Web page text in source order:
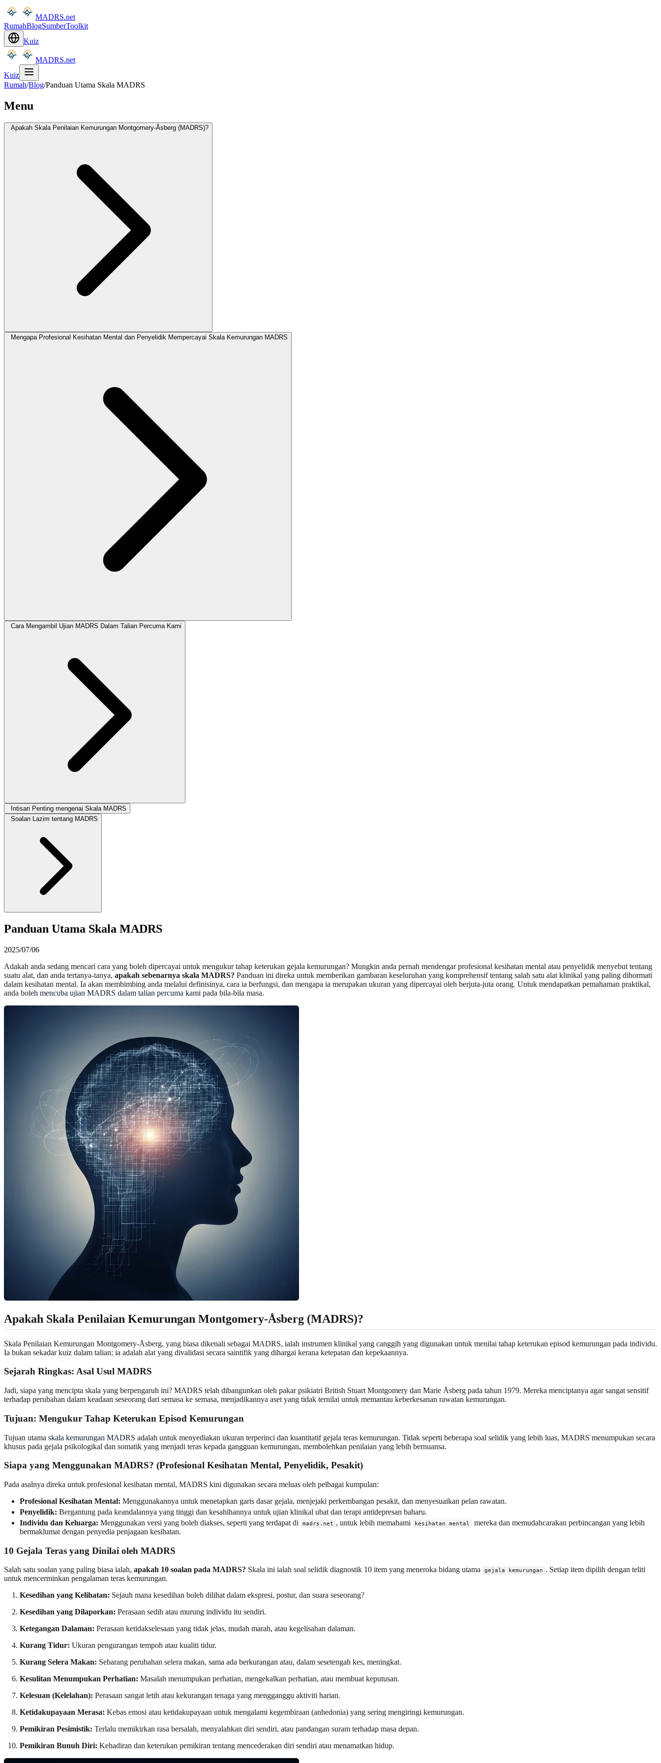
MADRS.net
RumahBlogSumberToolkit
Kuiz
MADRS.net
Kuiz
Rumah/Blog/Panduan Utama Skala MADRS
Menu
Apakah Skala Penilaian Kemurungan Montgomery-Åsberg (MADRS)?
Mengapa Profesional Kesihatan Mental dan Penyelidik Mempercayai Skala Kemurungan MADRS
Cara Mengambil Ujian MADRS Dalam Talian Percuma Kami
Intisari Penting mengenai Skala MADRS
Soalan Lazim tentang MADRS
Panduan Utama Skala MADRS
2025/07/06
Adakah anda sedang mencari cara yang boleh dipercayai untuk mengukur tahap keterukan gejala kemurungan? Mungkin anda pernah mendengar profesional kesihatan mental atau penyelidik menyebut tentang
suatu alat, dan anda tertanya-tanya, apakah sebenarnya skala MADRS? Panduan ini direka untuk memberikan gambaran keseluruhan yang komprehensif tentang salah satu alat klinikal yang paling dihormati
dalam kesihatan mental. Ia akan membimbing anda melalui definisinya, cara ia berfungsi, dan mengapa ia merupakan ukuran yang dipercayai oleh berjuta-juta orang. Untuk mendapatkan pemahaman praktikal,
anda boleh mencuba ujian MADRS dalam talian percuma kami pada bila-bila masa.
Apakah Skala Penilaian Kemurungan Montgomery-Åsberg (MADRS)?
Skala Penilaian Kemurungan Montgomery-Åsberg, yang biasa dikenali sebagai MADRS, ialah instrumen klinikal yang canggih yang digunakan untuk menilai tahap keterukan episod kemurungan pada individu.
Ia bukan sekadar kuiz dalam talian; ia adalah alat yang divalidasi secara saintifik yang dihargai kerana ketepatan dan kepekaannya.
Sejarah Ringkas: Asal Usul MADRS
Jadi, siapa yang mencipta skala yang berpengaruh ini? MADRS telah dibangunkan oleh pakar psikiatri British Stuart Montgomery dan Marie Åsberg pada tahun 1979. Mereka menciptanya agar sangat sensitif
terhadap perubahan dalam keadaan seseorang dari semasa ke semasa, menjadikannya aset yang tidak ternilai untuk memantau keberkesanan rawatan kemurungan.
Tujuan: Mengukur Tahap Keterukan Episod Kemurungan
Tujuan utama skala kemurungan MADRS adalah untuk menyediakan ukuran terperinci dan kuantitatif gejala teras kemurungan. Tidak seperti beberapa soal selidik yang lebih luas, MADRS menumpukan secara
khusus pada gejala psikologikal dan somatik yang menjadi teras kepada gangguan kemurungan, membolehkan penilaian yang lebih bernuansa.
Siapa yang Menggunakan MADRS? (Profesional Kesihatan Mental, Penyelidik, Pesakit)
Pada asalnya direka untuk profesional kesihatan mental, MADRS kini digunakan secara meluas oleh pelbagai kumpulan:
Profesional Kesihatan Mental: Menggunakannya untuk menetapkan garis dasar gejala, menjejaki perkembangan pesakit, dan menyesuaikan pelan rawatan.
Penyelidik: Bergantung pada keandalannya yang tinggi dan kesahihannya untuk ujian klinikal ubat dan terapi antidepresan baharu.
Individu dan Keluarga: Menggunakan versi yang boleh diakses, seperti yang terdapat di madrs.net , untuk lebih memahami kesihatan mental
mereka dan memudahcarakan perbincangan yang lebih
bermaklumat dengan penyedia penjagaan kesihatan.
10 Gejala Teras yang Dinilai oleh MADRS
Salah satu soalan yang paling biasa ialah, apakah 10 soalan pada MADRS? Skala ini ialah soal selidik diagnostik 10 item yang meneroka bidang utama gejala kemurungan . Setiap item dipilih dengan teliti
untuk mencerminkan pengalaman teras kemurungan.
Kesedihan yang Kelihatan: Sejauh mana kesedihan boleh dilihat dalam ekspresi, postur, dan suara seseorang?
Kesedihan yang Dilaporkan: Perasaan sedih atau murung individu itu sendiri.
Ketegangan Dalaman: Perasaan ketidakselesaan yang tidak jelas, mudah marah, atau kegelisahan dalaman.
Kurang Tidur: Ukuran pengurangan tempoh atau kualiti tidur.
Kurang Selera Makan: Sebarang perubahan selera makan, sama ada berkurangan atau, dalam sesetengah kes, meningkat.
Kesulitan Menumpukan Perhatian: Masalah menumpukan perhatian, mengekalkan perhatian, atau membuat keputusan.
Kelesuan (Kelelahan): Perasaan sangat letih atau kekurangan tenaga yang mengganggu aktiviti harian.
Ketidakupayaan Merasa: Kebas emosi atau ketidakupayaan untuk mengalami kegembiraan (anhedonia) yang sering mengiringi kemurungan.
Pemikiran Pesimistik: Terlalu memikirkan rasa bersalah, menyalahkan diri sendiri, atau pandangan suram terhadap masa depan.
Pemikiran Bunuh Diri: Kehadiran dan keterukan pemikiran tentang mencederakan diri sendiri atau menamatkan hidup.